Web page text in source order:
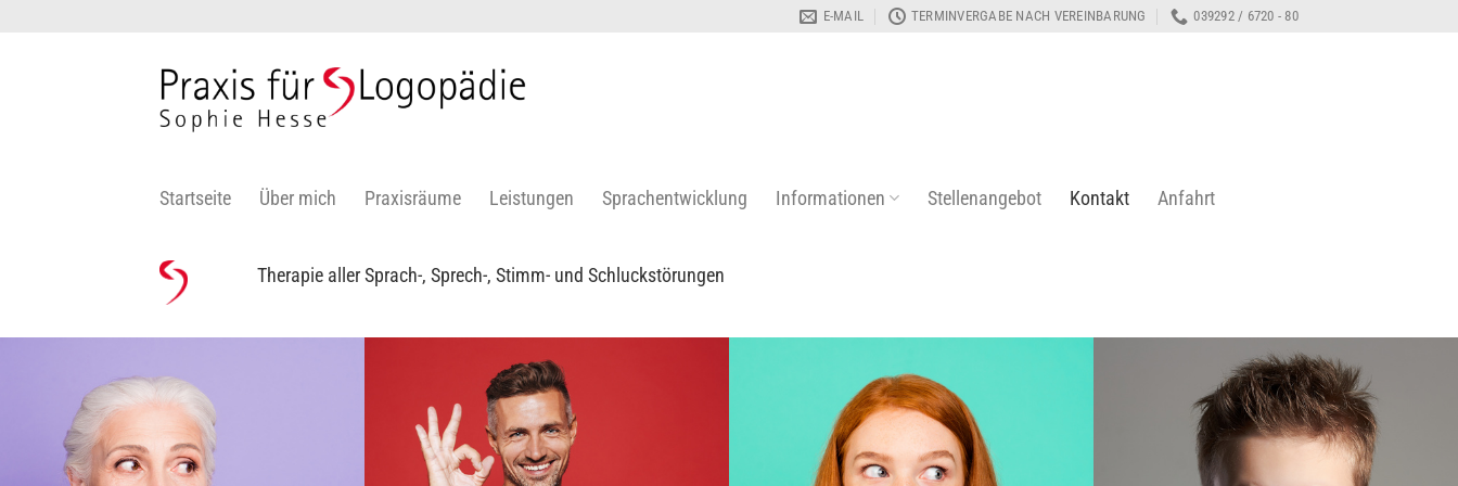
E-MAIL TERMINVERGABE NACH VEREINBARUNG 039292 / 6720 - 80
Startseite Über mich Praxisräume Leistungen Sprachentwicklung Informationen Stellenangebot Kontakt Anfahrt
Therapie aller Sprach-, Sprech-, Stimm- und Schluckstörungen